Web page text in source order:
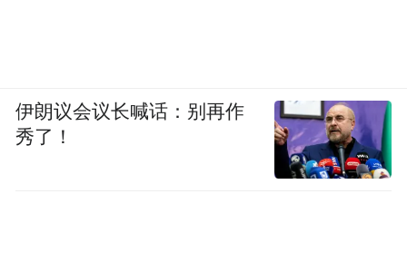
伊朗议会议长喊话：别再作
秀了！